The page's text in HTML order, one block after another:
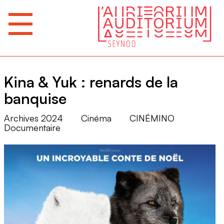
Kina & Yuk : renards de la
banquise
Archives 2024 Cinéma
CINÉMINO
Documentaire